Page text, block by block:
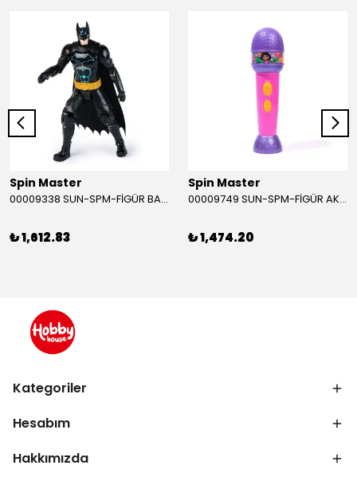
Spin Master
00009338 SUN-SPM-FİGÜR BATMAN NİNJA STRIKE 30 CM. EXC.
₺ 1,612.83
Spin Master
00009749 SUN-SPM-FİGÜR AKS. DORA MİKROFON YAĞMUR ORMANI RİTMİ (DORA) SESLİ
₺ 1,474.20
Kategoriler
Hesabım
Hakkımızda